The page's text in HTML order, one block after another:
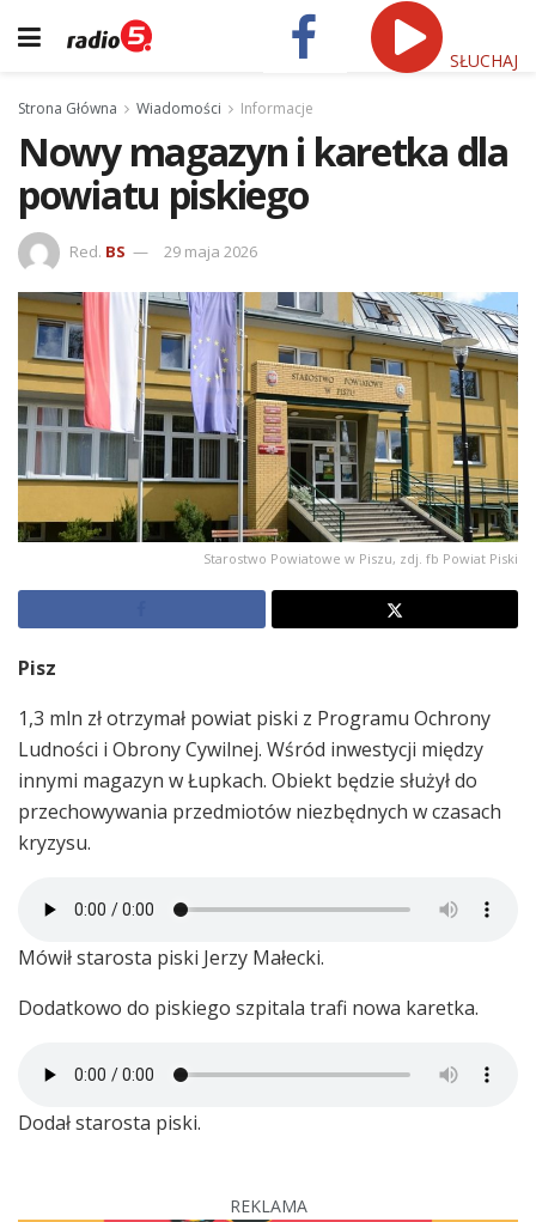
SŁUCHAJ
Strona Główna Wiadomości Informacje
Nowy magazyn i karetka dla
powiatu piskiego
Red. BS 29 maja 2026
Starostwo Powiatowe w Piszu, zdj. fb Powiat Piski
Pisz
1,3 mln zł otrzymał powiat piski z Programu Ochrony
Ludności i Obrony Cywilnej. Wśród inwestycji między
innymi magazyn w Łupkach. Obiekt będzie służył do
przechowywania przedmiotów niezbędnych w czasach
kryzysu.
Mówił starosta piski Jerzy Małecki.
Dodatkowo do piskiego szpitala trafi nowa karetka.
Dodał starosta piski.
REKLAMA